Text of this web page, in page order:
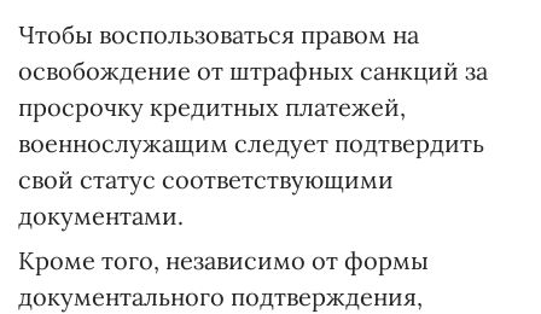
Чтобы воспользоваться правом на
освобождение от штрафных санкций за
просрочку кредитных платежей,
военнослужащим следует подтвердить
свой статус соответствующими
документами.
Кроме того, независимо от формы
документального подтверждения,